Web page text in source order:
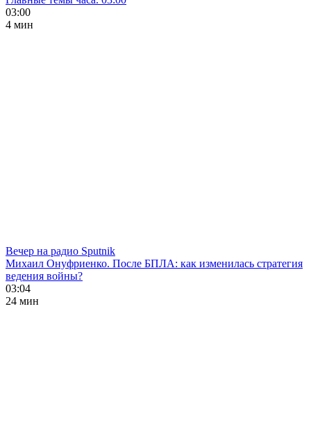
03:00
4 мин
Вечер на радио Sputnik
Михаил Онуфриенко. После БПЛА: как изменилась стратегия
ведения войны?
03:04
24 мин